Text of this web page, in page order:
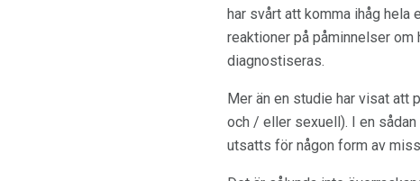
har svårt att komma ihåg hela
reaktioner på påminnelser om
diagnostiseras.
Mer än en studie har visat att
och / eller sexuell). I en
utsatts för någon form av